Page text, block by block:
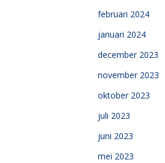
februari 2024
januari 2024
december 2023
november 2023
oktober 2023
juli 2023
juni 2023
mei 2023